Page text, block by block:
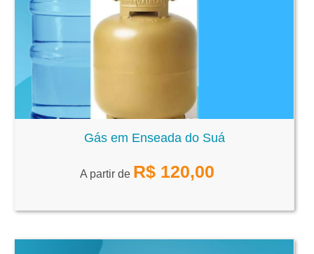
Gás em Enseada do Suá
A partir de R$ 120,00